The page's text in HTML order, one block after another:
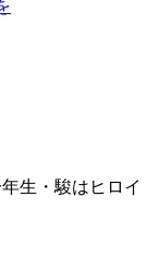
生・駿はヒロイ